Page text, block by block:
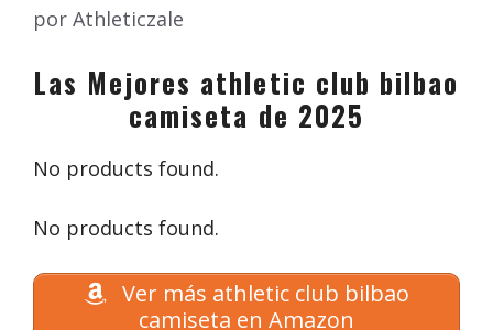
por Athleticzale
Las Mejores athletic club bilbao
camiseta de 2025
No products found.
No products found.
Ver más athletic club bilbao
camiseta en Amazon